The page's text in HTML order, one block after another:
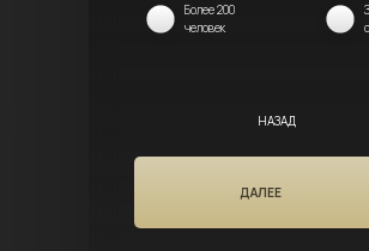
Более 200
человек
НАЗАД
ДАЛЕЕ